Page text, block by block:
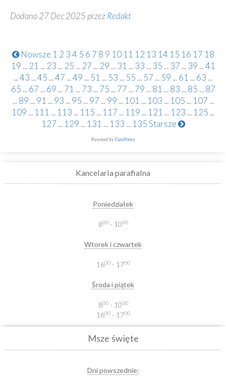
Dodano 27 Dec 2025 przezRedakt
Nowsze 1 2 34 5 6 7 8 9 10 11 12 13 14 15 16 17 18
19 ... 21 ... 23 ... 25 ... 27 ... 29 ... 31 ... 33 ... 35 ... 37 ... 39 ...41
...43 ...45 ...47 ...49 ... 51 ... 53 ... 55 ... 57 ... 59 ...61 ...63 ...
65 ... 67 ... 69 ... 71 ... 73 ... 75 ... 77 ... 79 ... 81 ... 83 ... 85 ... 87
... 89 ... 91 ... 93 ... 95 ... 97 ... 99 ... 101 ... 103 ... 105 ... 107 ...
109 ... 111 ... 113 ... 115 ... 117 ... 119 ... 121 ... 123 ... 125 ...
127 ... 129 ... 131 ... 133 ... 135Starsze
Powered by CuteNews
Kancelaria parafialna
Poniedziałek
800- 1000
Wtorek i czwartek
1600- 1700
Środa i piątek
800- 1000
1600- 1700
Msze święte
Dni powszednie: